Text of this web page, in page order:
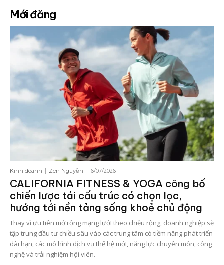
Mới đăng
Kinh doanh Zen Nguyễn - 16/07/2026
CALIFORNIA FITNESS & YOGA công bố
chiến lược tái cấu trúc có chọn lọc,
hướng tới nền tảng sống khoẻ chủ động
Thay vì ưu tiên mở rộng mạng lưới theo chiều rộng, doanh nghiệp sẽ
tập trung đầu tư chiều sâu vào các trung tâm có tiềm năng phát triển
dài hạn, các mô hình dịch vụ thế hệ mới, năng lực chuyên môn, công
nghệ và trải nghiệm hội viên.